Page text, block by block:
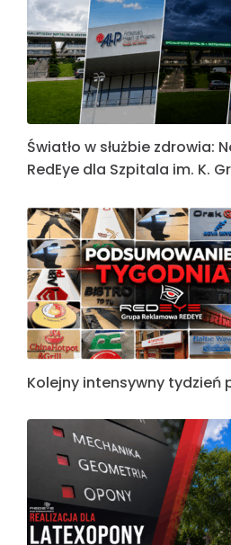
Światło w służbie zdrowia:
RedEye dla Szpitala im. K.
Kolejny intensywny tydzień